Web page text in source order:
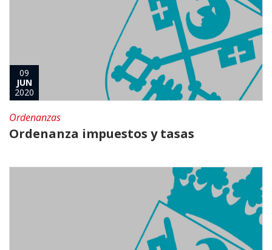
09
JUN
2020
Ordenanzas
Ordenanza impuestos y tasas